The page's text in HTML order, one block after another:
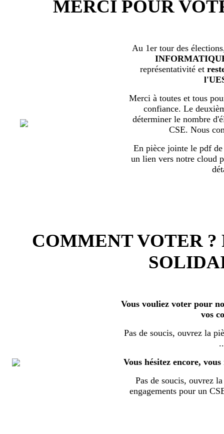
MERCI POUR
Au 1er tour des
représentativité et
Merci à toutes et tous
confiance. Le
déterminer le nombre
CSE. Nous
En pièce jointe le pdf de
un lien vers notre cloud
COMMENT VOTER ?
Vous vouliez voter pour
vos
Pas de soucis, ouvrez la
Vous hésitez encore,
Pas de soucis, ouvrez
engagements pour un